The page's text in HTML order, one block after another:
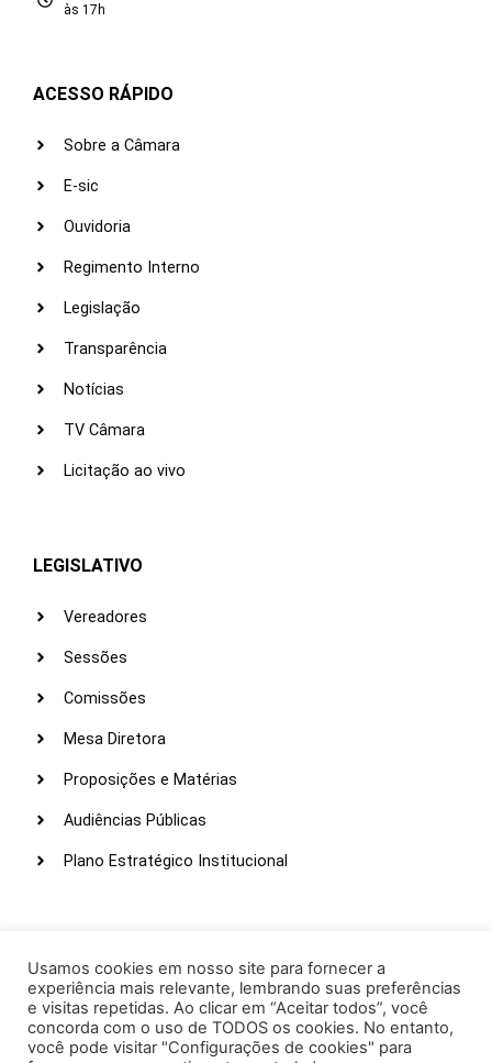
às 17h
ACESSO RÁPIDO
Sobre a Câmara
E-sic
Ouvidoria
Regimento Interno
Legislação
Transparência
Notícias
TV Câmara
Licitação ao vivo
LEGISLATIVO
Vereadores
Sessões
Comissões
Mesa Diretora
Proposições e Matérias
Audiências Públicas
Plano Estratégico Institucional
Webmail
Intranet
Administração
Usamos cookies em nosso site para fornecer a
experiência mais relevante, lembrando suas preferências
e visitas repetidas. Ao clicar em “Aceitar todos”, você
concorda com o uso de TODOS os cookies. No entanto,
você pode visitar "Configurações de cookies" para